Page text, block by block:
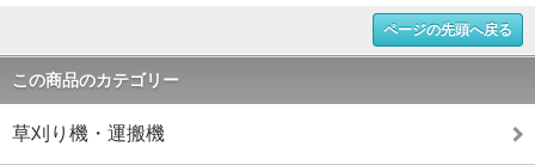
ページの先頭へ戻る
この商品のカテゴリー
草刈り機・運搬機